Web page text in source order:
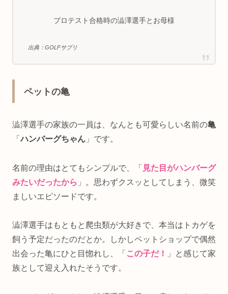
プロテスト合格時の澁澤選手とお母様
出典：GOLFサプリ
ペットの亀
澁澤選手の家族の一員は、なんとも可愛らしい名前の亀
「ハンバーグちゃん 」です。
名前の理由はとてもシンプルで、「 見た目がハンバーグ
みたいだったから 」。思わずクスッとしてしまう、微笑
ましいエピソードです。
澁澤選手はもともと爬虫類が大好きで、本当はトカゲを
飼う予定だったのだとか。しかしペットショップで偶然
出会った亀にひと目惚れし、「 この子だ！
」と感じて家
族として迎え入れたそうです。